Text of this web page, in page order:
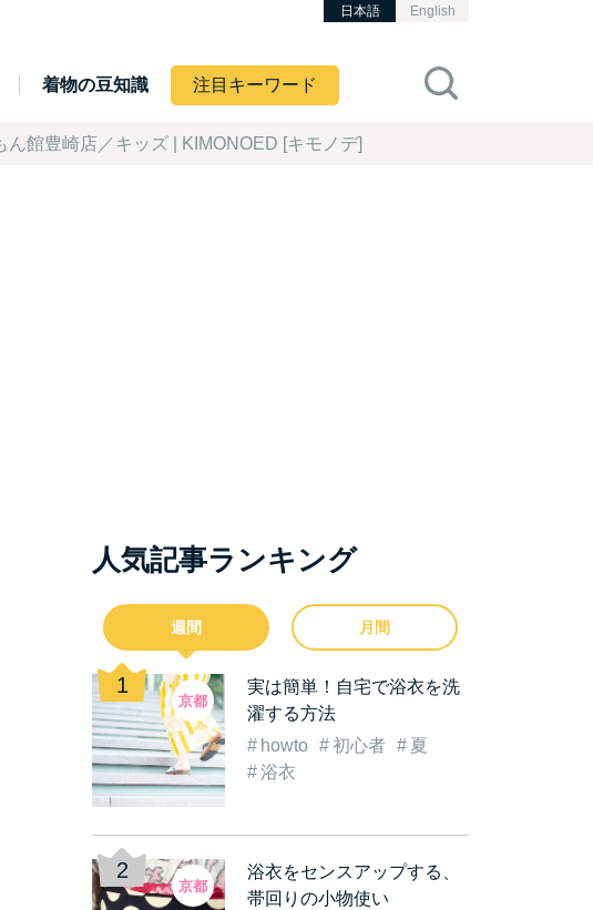
日本語 English
着物の豆知識 注目キーワード
館豊崎店／キッズ | KIMONOED [キモノデ]
人気記事ランキング
週間 月間
実は簡単！自宅で浴衣を洗
濯する方法
howto
初心者
夏
浴衣
京都
浴衣をセンスアップする、
帯回りの小物使い
京都